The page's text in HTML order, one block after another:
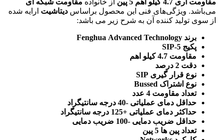
می‌باشد. ویژگی‌های فنی این محصول براساس دیتاشیت ارایه شده
از سوی تولید کننده آن به شرح زیر می باشد:
برند Fenghua Advanced Technology
پکیج SIP-5
مقاومت 4.7 کیلو اهم
دقت 2 درصد
نوع قرار گیری SIP
نوع اشتراک Bussed
تعداد مقاومت 4 عدد
حداقل دمای عملیاتی -40 درجه سانتیگراد
حداکثر دمای عملیاتی +125 درجه سانتیگراد
حداقل ضریب دمایی -100 ضریب دمایی
تعداد پین ها 5 پین